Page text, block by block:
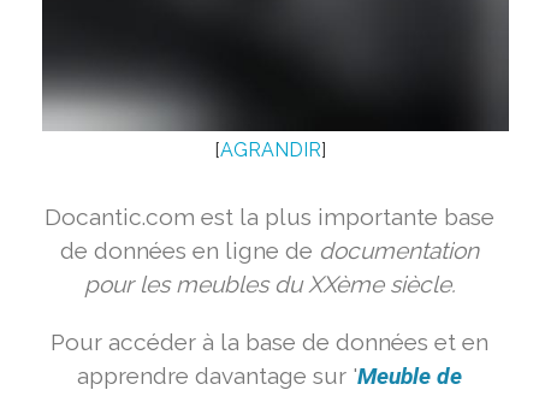
[AGRANDIR]
Docantic.com est la plus importante base
de données en ligne de documentation
pour les meubles du XXème siècle.
Pour accéder à la base de données et en
apprendre davantage sur 'Meuble de